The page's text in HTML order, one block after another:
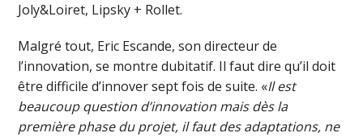
Joly&Loiret, Lipsky + Rollet.
Malgré tout, Eric Escande, son directeur de
l’innovation, se montre dubitatif. Il faut dire qu’il doit
être difficile d’innover sept fois de suite. «Il est
beaucoup question d’innovation mais dès la
première phase du projet, il faut des adaptations, ne